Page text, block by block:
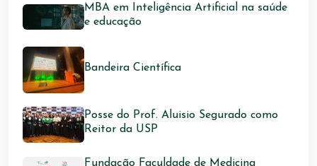
MBA em Inteligência Artificial na saúde
e educação
Bandeira Científica
Posse do Prof. Aluisio Segurado como
Reitor da USP
Fundação Faculdade de Medicina